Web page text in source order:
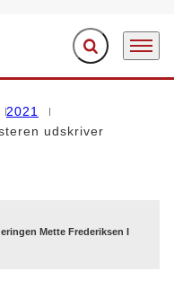
Fold søgefelt ud
Menu
2021
udskriver
Mette Frederiksen I